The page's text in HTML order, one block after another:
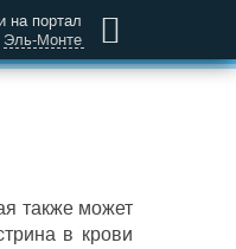
на портал
Эль-Монте
также может
в крови